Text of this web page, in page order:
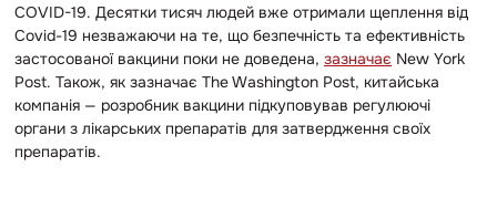
COVID-19. Десятки тисяч людей вже отримали щеплення від
Covid-19 незважаючи на те, що безпечність та ефективність
застосованої вакцини поки не доведена, зазначає New York
Post. Також, як зазначає The Washington Post, китайська
компанія — розробник вакцини підкуповував регулюючі
органи з лікарських препаратів для затвердження своїх
препаратів.